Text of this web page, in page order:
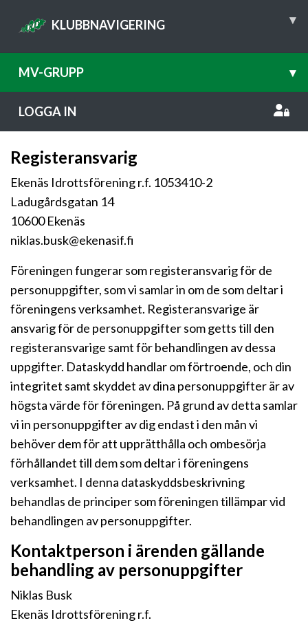
KLUBBNAVIGERING ▾
MV-GRUPP ▾
LOGGA IN
Registeransvarig
Ekenäs Idrottsförening r.f. 1053410-2
Ladugårdsgatan 14
10600 Ekenäs
niklas.busk@ekenasif.fi
Föreningen fungerar som registeransvarig för de
personuppgifter, som vi samlar in om de som deltar i
föreningens verksamhet. Registeransvarige är
ansvarig för de personuppgifter som getts till den
registeransvarige samt för behandlingen av dessa
uppgifter. Dataskydd handlar om förtroende, och din
integritet samt skyddet av dina personuppgifter är av
högsta värde för föreningen. På grund av detta samlar
vi in personuppgifter av dig endast i den mån vi
behöver dem för att upprätthålla och ombesörja
förhållandet till dem som deltar i föreningens
verksamhet. I denna dataskyddsbeskrivning
behandlas de principer som föreningen tillämpar vid
behandlingen av personuppgifter.
Kontaktperson i ärenden gällande
behandling av personuppgifter
Niklas Busk
Ekenäs Idrottsförening r.f.